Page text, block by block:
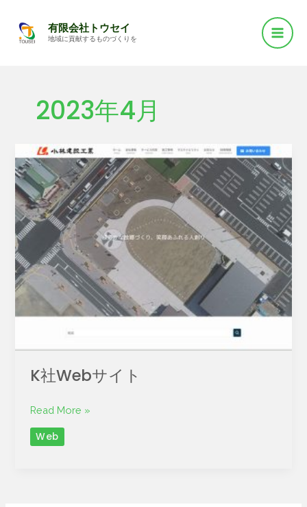
有限会社トウセイ
地域に貢献するものづくりを
2023年4月
K社Webサイト
社
Web
サ
イ
Read More »
Web